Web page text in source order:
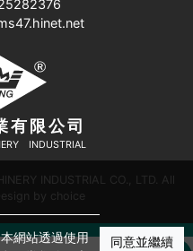
有限公司
INDUSTRIAL
INDUSTRIAL CO., LTD. All
by choice
網站透過使用
同意並繼續